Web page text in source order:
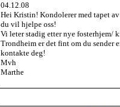
04.12.08
Hei Kristin! Kondolerer med tapet
du vil hjelpe oss!
Vi leter stadig etter nye fosterhjem/
Trondheim er det fint om du sender
kontakte deg!
Mvh
Marthe